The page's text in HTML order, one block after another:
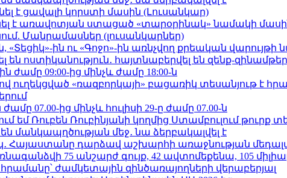
է ցավալի կորստի մասին (Լուսանկար)
է առավոտյան ստացած «տարօրինակ» նամակի
Մանրամասներ (լուսանկարներ)
«Տեցիկ»-ին ու «Գոջո»-ին առնչվող քրեական վարույթի
են ոստիկանություն․ հայտնաբերվել են զենք-
ժամը 09:00-ից մինչև ժամը 18:00-ն
ուղեկցված «ռազբորկայի» բացառիկ տեսանյութ է
ժամը 07.00-ից մինչև հուլիսի 29-ը ժամը 07.00-ն
Ռուբեն Ռուբինյանի կողմից Ստամբուլում թուրք
մանկապղծության մեջ․ նա ձերբակալվել է
դարձավ աշխարհի առաջնության
75 անշարժ գույք, 42 ավտոմեքենա, 105
ժամկետային զինծառայողների վերաբերյալ